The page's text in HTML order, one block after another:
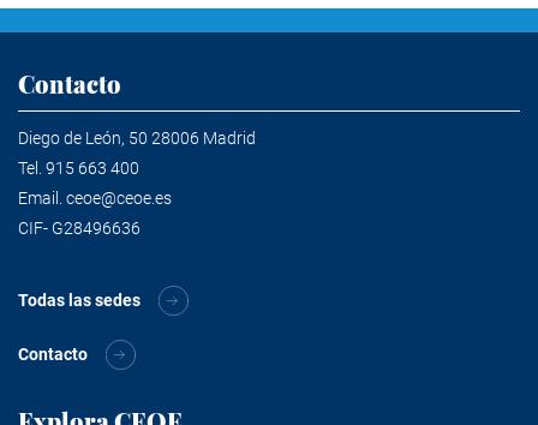
Contacto
Diego de León, 50 28006 Madrid
Tel. 915 663 400
Email. ceoe@ceoe.es
CIF- G28496636
Todas las sedes
Contacto